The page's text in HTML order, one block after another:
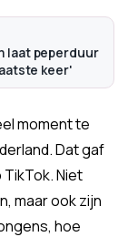
laat peperduur
keer'
moment te
Dat gaf
TikTok. Niet
maar ook zijn
hoe